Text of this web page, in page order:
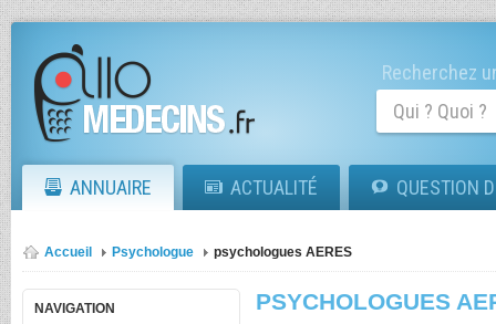
Recherchez
ANNUAIRE ACTUALITÉ QUESTION
Accueil Psychologue psychologues AERES
NAVIGATION PSYCHOLOGUES